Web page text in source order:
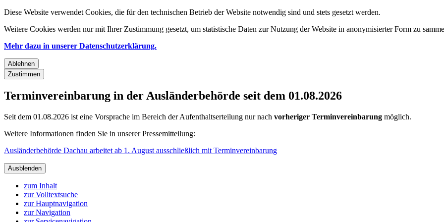
Diese Website verwendet Cookies, die für den technischen Betrieb der Website notwendig sind und stets gesetzt werden.
Weitere Cookies werden nur mit Ihrer Zustimmung gesetzt, um statistische Daten zur Nutzung der Website in anonymisierter Form zu
Mehr dazu in unserer Datenschutzerklärung.
Ablehnen
Zustimmen
Terminvereinbarung in der Ausländerbehörde seit dem 01.08.2026
Seit dem 01.08.2026 ist eine Vorsprache im Bereich der Aufenthaltserteilung nur nach vorheriger Terminvereinbarung möglich.
Weitere Informationen finden Sie in unserer Pressemitteilung:
Ausländerbehörde Dachau arbeitet ab 1. August ausschließlich mit Terminvereinbarung
Ausblenden
zum Inhalt
zur Volltextsuche
zur Hauptnavigation
zur Navigation